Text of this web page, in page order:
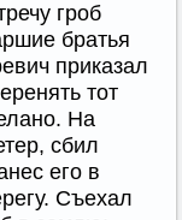
гроб
братья
приказал
тот
На
сбил
его в
Съехал